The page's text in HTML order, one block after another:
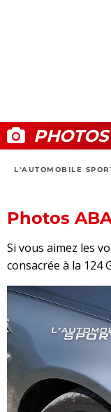
PHOTOS
L'AUTOMOBILE
Photos
Si vous aimez les
consacrée à la 124